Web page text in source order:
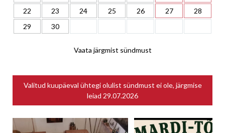
22
23 24 25 26 27
28
29
30
Vaata järgmist sündmust
Valitud kuupäeval ühtegi olulist sündmust ei ole, järgmise
leiad 29.07.2026